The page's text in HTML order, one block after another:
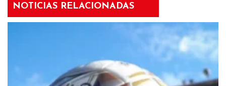
NOTICIAS RELACIONADAS